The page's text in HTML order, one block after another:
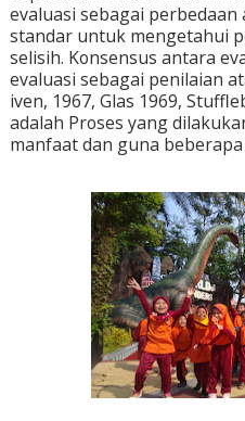
evaluasi sebagai
standar untuk mengetahui
selisih. Konsensus antara
evaluasi sebagai penilaian
iven, 1967, Glas 1969,
adalah Proses yang
manfaat dan guna